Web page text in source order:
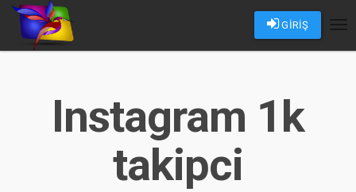
GİRİŞ
Instagram 1k
takipci